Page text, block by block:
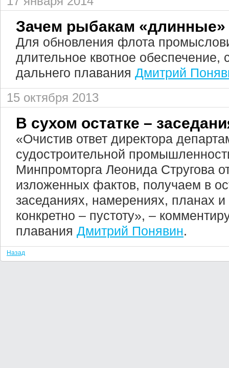
Зачем рыбакам «длинные»
Для обновления флота
длительное квотное обеспечение,
дальнего плавания Дмитрий
15 октября 2013
В сухом остатке –
«Очистив ответ директора
судостроительной
Минпромторга Леонида Стругова
изложенных фактов, получаем в
заседаниях, намерениях, планах
конкретно – пустоту», –
плавания Дмитрий Понявин.
Назад